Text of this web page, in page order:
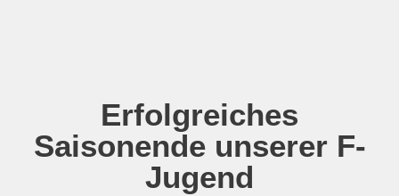
Erfolgreiches
Saisonende unserer F-
Jugend